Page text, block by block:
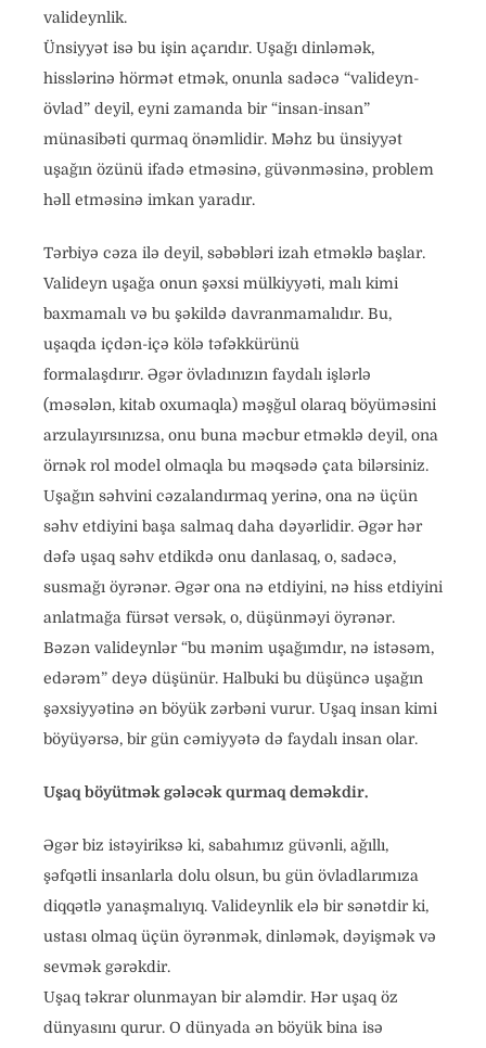
valideynlik.
Ünsiyyət isə bu işin açarıdır. Uşağı dinləmək,
hisslərinə hörmət etmək, onunla sadəcə “valideyn-
övlad” deyil, eyni zamanda bir “insan-insan”
münasibəti qurmaq önəmlidir. Məhz bu ünsiyyət
uşağın özünü ifadə etməsinə, güvənməsinə, problem
həll etməsinə imkan yaradır.
Tərbiyə cəza ilə deyil, səbəbləri izah etməklə başlar.
Valideyn uşağa onun şəxsi mülkiyyəti, malı kimi
baxmamalı və bu şəkildə davranmamalıdır. Bu,
uşaqda içdən-içə kölə təfəkkürünü
formalaşdırır. Əgər övladınızın faydalı işlərlə
(məsələn, kitab oxumaqla) məşğul olaraq böyüməsini
arzulayırsınızsa, onu buna məcbur etməklə deyil, ona
örnək rol model olmaqla bu məqsədə çata bilərsiniz.
Uşağın səhvini cəzalandırmaq yerinə, ona nə üçün
səhv etdiyini başa salmaq daha dəyərlidir. Əgər hər
dəfə uşaq səhv etdikdə onu danlasaq, o, sadəcə,
susmağı öyrənər. Əgər ona nə etdiyini, nə hiss etdiyini
anlatmağa fürsət versək, o, düşünməyi öyrənər.
Bəzən valideynlər “bu mənim uşağımdır, nə istəsəm,
edərəm” deyə düşünür. Halbuki bu düşüncə uşağın
şəxsiyyətinə ən böyük zərbəni vurur. Uşaq insan kimi
böyüyərsə, bir gün cəmiyyətə də faydalı insan olar.
Uşaq böyütmək gələcək qurmaq deməkdir.
Əgər biz istəyiriksə ki, sabahımız güvənli, ağıllı,
şəfqətli insanlarla dolu olsun, bu gün övladlarımıza
diqqətlə yanaşmalıyıq. Valideynlik elə bir sənətdir ki,
ustası olmaq üçün öyrənmək, dinləmək, dəyişmək və
sevmək gərəkdir.
Uşaq təkrar olunmayan bir aləmdir. Hər uşaq öz
dünyasını qurur. O dünyada ən böyük bina isə